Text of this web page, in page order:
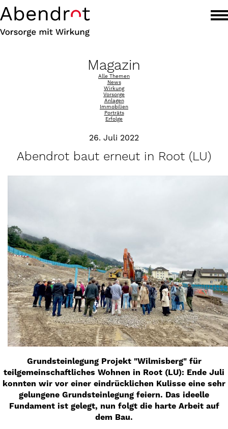
Magazin
Alle Themen
News
Wirkung
Vorsorge
Anlagen
Immobilien
Porträts
Erfolge
26. Juli 2022
Abendrot baut erneut in Root (LU)
Grundsteinlegung Projekt "Wilmisberg" für
teilgemeinschaftliches Wohnen in Root (LU): Ende Juli
konnten wir vor einer eindrücklichen Kulisse eine sehr
gelungene Grundsteinlegung feiern. Das ideelle
Fundament ist gelegt, nun folgt die harte Arbeit auf
dem Bau.